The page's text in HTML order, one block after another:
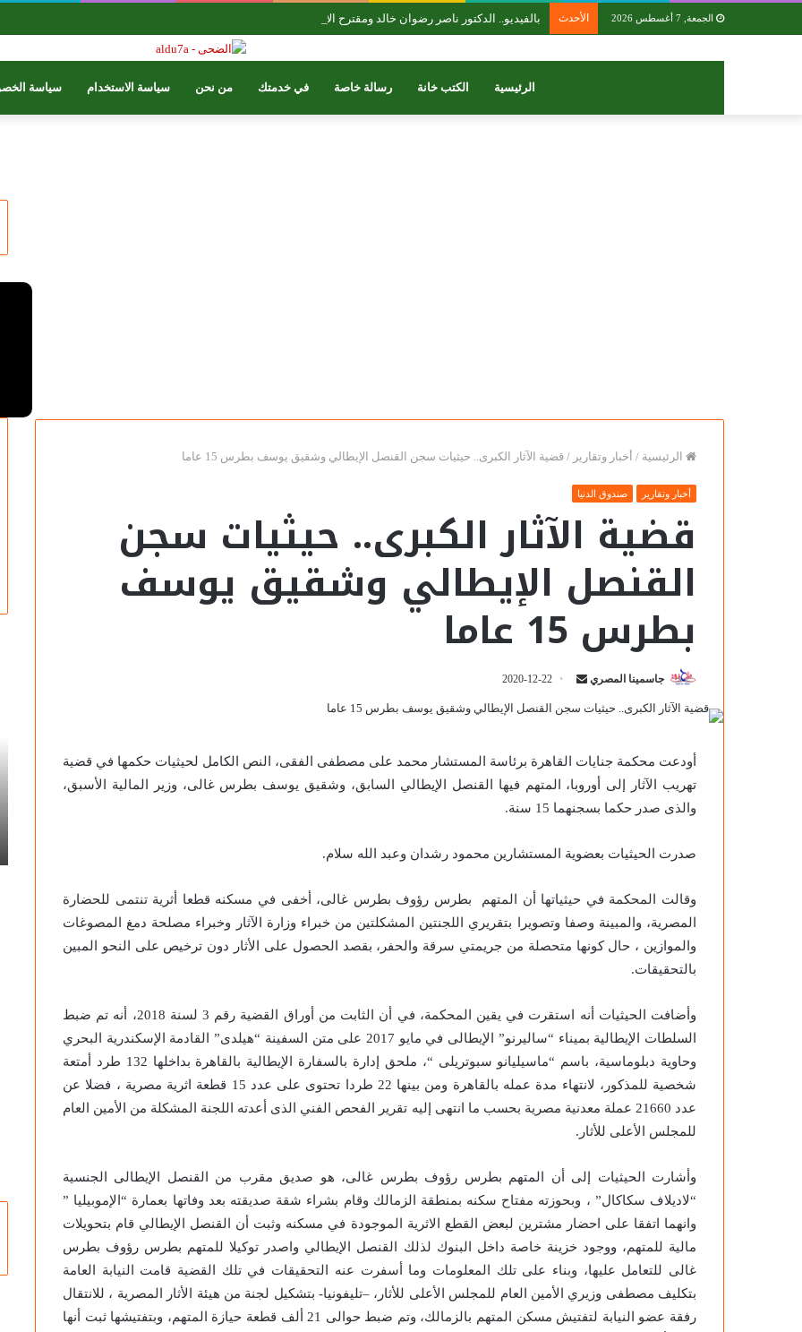
الجمعة, 7 أغسطس 2026 الأحدث بالفيديو.. ‎الدكتور ناصر رضوان خالد ومقترح الاشراف الهندسي الفعلي على المباني
الرئيسية الكتب خانة رسالة خاصة في خدمتك من نحن سياسة الاستخدام سياسة
الرئيسية / أخبار وتقارير / قضية الآثار الكبرى.. حيثيات سجن القنصل الإيطالي وشقيق يوسف بطرس 15 عاما
أخبار وتقارير صندوق الدنيا
قضية الآثار الكبرى.. حيثيات سجن
القنصل الإيطالي وشقيق يوسف
بطرس 15 عاما
جاسمينا المصري 2020-12-22
أودعت محكمة جنايات القاهرة برئاسة المستشار محمد على مصطفى الفقى، النص الكامل لحيثيات حكمها في قضية
تهريب الآثار إلى أوروبا، المتهم فيها القنصل الإيطالي السابق، وشقيق يوسف بطرس غالى، وزير المالية الأسبق،
والذى صدر حكما بسجنهما 15 سنة.
صدرت الحيثيات بعضوية المستشارين محمود رشدان وعبد الله سلام.
وقالت المحكمة في حيثياتها أن المتهم بطرس رؤوف بطرس غالى، أخفى في مسكنه قطعا أثرية تنتمى للحضارة
المصرية، والمبينة وصفا وتصويرا بتقريري اللجنتين المشكلتين من خبراء وزارة الآثار وخبراء مصلحة دمغ المصوغات
والموازين ، حال كونها متحصلة من جريمتي سرقة والحفر، بقصد الحصول على الأثار دون ترخيص على النحو المبين
بالتحقيقات.
وأضافت الحيثيات أنه استقرت في يقين المحكمة، في أن الثابت من أوراق القضية رقم 3 لسنة 2018، أنه تم ضبط
السلطات الإيطالية بميناء “ساليرنو” الإيطالى في مايو 2017 على متن السفينة “هيلدى” القادمة الإسكندرية البحري
وحاوية دبلوماسية، باسم “ماسيليانو سبوتريلى “، ملحق إدارة بالسفارة الإيطالية بالقاهرة بداخلها 132 طرد أمتعة
شخصية للمذكور، لانتهاء مدة عمله بالقاهرة ومن بينها 22 طردا تحتوى على عدد 15 قطعة اثرية مصرية ، فضلا عن
عدد 21660 عملة معدنية مصرية بحسب ما انتهى إليه تقرير الفحص الفني الذى أعدته اللجنة المشكلة من الأمين العام
للمجلس الأعلى للأثار.
وأشارت الحيثيات إلى أن المتهم بطرس رؤوف بطرس غالى، هو صديق مقرب من القنصل الإيطالى الجنسية
“لاديلاف سكاكال” ، وبحوزته مفتاح سكنه بمنطقة الزمالك وقام بشراء شقة صديقته بعد وفاتها بعمارة “الإموبيليا ”
وانهما اتفقا على احضار مشترين لبعض القطع الاثرية الموجودة في مسكنه وثبت أن القنصل الإيطالي قام بتحويلات
مالية للمتهم، ووجود خزينة خاصة داخل البنوك لذلك القنصل الإيطالي واصدر توكيلا للمتهم بطرس رؤوف بطرس
غالى للتعامل عليها، وبناء على تلك المعلومات وما أسفرت عنه التحقيقات في تلك القضية قامت النيابة العامة
بتكليف مصطفى وزيري الأمين العام للمجلس الأعلى للأثار، –تليفونيا- بتشكيل لجنة من هيئة الأثار المصرية ، للانتقال
رفقة عضو النيابة لتفتيش مسكن المتهم بالزمالك، وتم ضبط حوالى 21 ألف قطعة حيازة المتهم، وبتفتيشها ثبت أنها
سوزان
تكتب
مصرية..
ترصدها
ريشة
رزق
2020-11-27
سوزان التميمي تكتب عن: رؤية مصرية..
ترصدها ريشة هاني رزق
تكتب:
والتهشير
في
قراءة
في
الفنان
أسامة
ناشد
2022-03-12
أعمال الفنان أسامة ناشد